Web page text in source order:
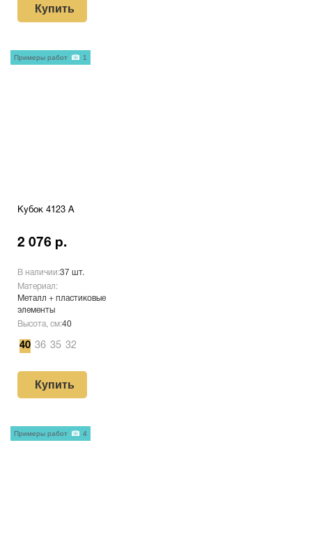
Купить
Кубок 4123 A
2 076 р.
В наличии:37 шт.
Материал:
Металл + пластиковые
элементы
Высота, см:40
40 36 35 32
Купить
Примеры работ 1
Примеры работ 4